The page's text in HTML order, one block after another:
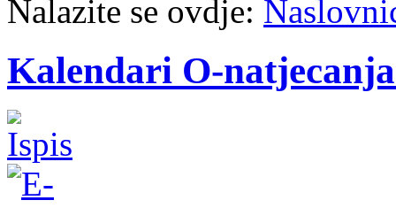
Nalazite se ovdje:
Kalendari O-